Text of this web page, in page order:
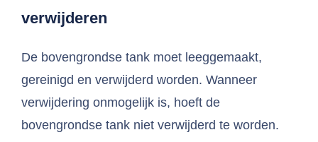
verwijderen
De bovengrondse tank moet leeggemaakt,
gereinigd en verwijderd worden. Wanneer
verwijdering onmogelijk is, hoeft de
bovengrondse tank niet verwijderd te worden.